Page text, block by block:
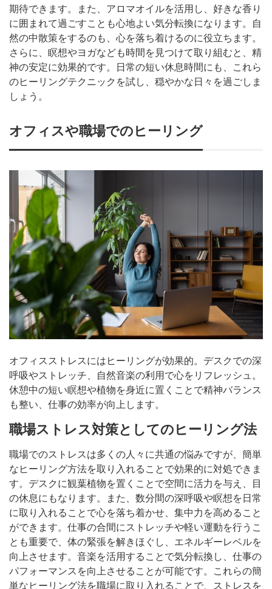
期待できます。また、アロマオイルを活用し、好きな香り
に囲まれて過ごすことも心地よい気分転換になります。自
然の中散策をするのも、心を落ち着けるのに役立ちます。
さらに、瞑想やヨガなども時間を見つけて取り組むと、精
神の安定に効果的です。日常の短い休息時間にも、これら
のヒーリングテクニックを試し、穏やかな日々を過ごしま
しょう。
オフィスや職場でのヒーリング
オフィスストレスにはヒーリングが効果的。デスクでの深
呼吸やストレッチ、自然音楽の利用で心をリフレッシュ。
休憩中の短い瞑想や植物を身近に置くことで精神バランス
も整い、仕事の効率が向上します。
職場ストレス対策としてのヒーリング法
職場でのストレスは多くの人々に共通の悩みですが、簡単
なヒーリング方法を取り入れることで効果的に対処できま
す。デスクに観葉植物を置くことで空間に活力を与え、目
の休息にもなります。また、数分間の深呼吸や瞑想を日常
に取り入れることで心を落ち着かせ、集中力を高めること
ができます。仕事の合間にストレッチや軽い運動を行うこ
とも重要で、体の緊張を解きほぐし、エネルギーレベルを
向上させます。音楽を活用することで気分転換し、仕事の
パフォーマンスを向上させることが可能です。これらの簡
単なヒーリング法を職場に取り入れることで、ストレスを